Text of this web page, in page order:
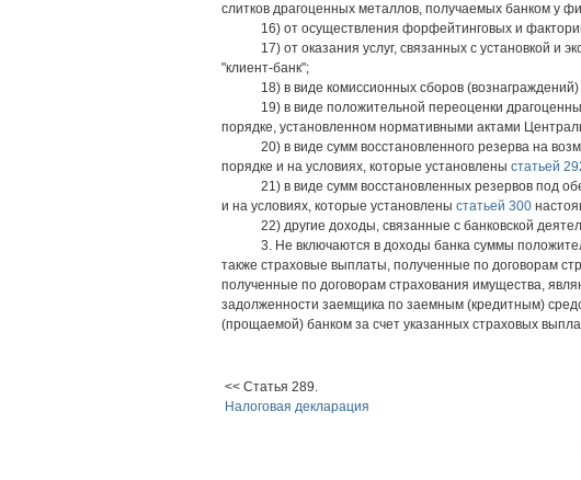
слитков драгоценных металлов, получаемых банком у
16) от осуществления форфейтинговых и
17) от оказания услуг, связанных с установкой и
"клиент-банк";
18) в виде комиссионных сборов
19) в виде положительной переоценки
порядке, установленном нормативными актами
20) в виде сумм восстановленного резерва на
порядке и на условиях, которые установлены статьей
21) в виде сумм восстановленных резервов под
и на условиях, которые установлены статьей 300
22) другие доходы, связанные с банковской
3. Не включаются в доходы банка суммы
также страховые выплаты, полученные по договорам
полученные по договорам страхования имущества,
задолженности заемщика по заемным (кредитным)
(прощаемой) банком за счет указанных страховых
<< Статья 289.
Налоговая декларация